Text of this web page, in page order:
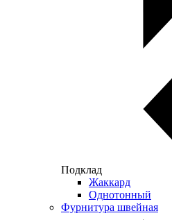
Подклад
Жаккард
Однотонный
Фурнитура швейная